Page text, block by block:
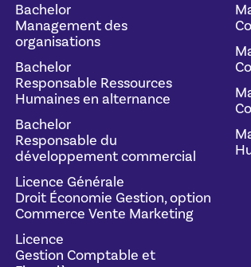
Bachelor
Management des
organisations
Bachelor
Responsable Ressources
Humaines en alternance
Bachelor
Responsable du
développement commercial
Licence Générale
Droit Économie Gestion, option
Commerce Vente Marketing
Licence
Gestion Comptable et